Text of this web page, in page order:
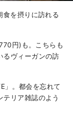
を摂りに訪れる
円)も。こちらも
るヴィーガンの訪
」。都会を忘れて
リア雑誌のよう